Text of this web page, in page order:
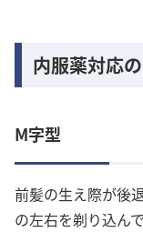
内服薬対応
M字型
前髪の生え際が後
の左右を剃り込ん